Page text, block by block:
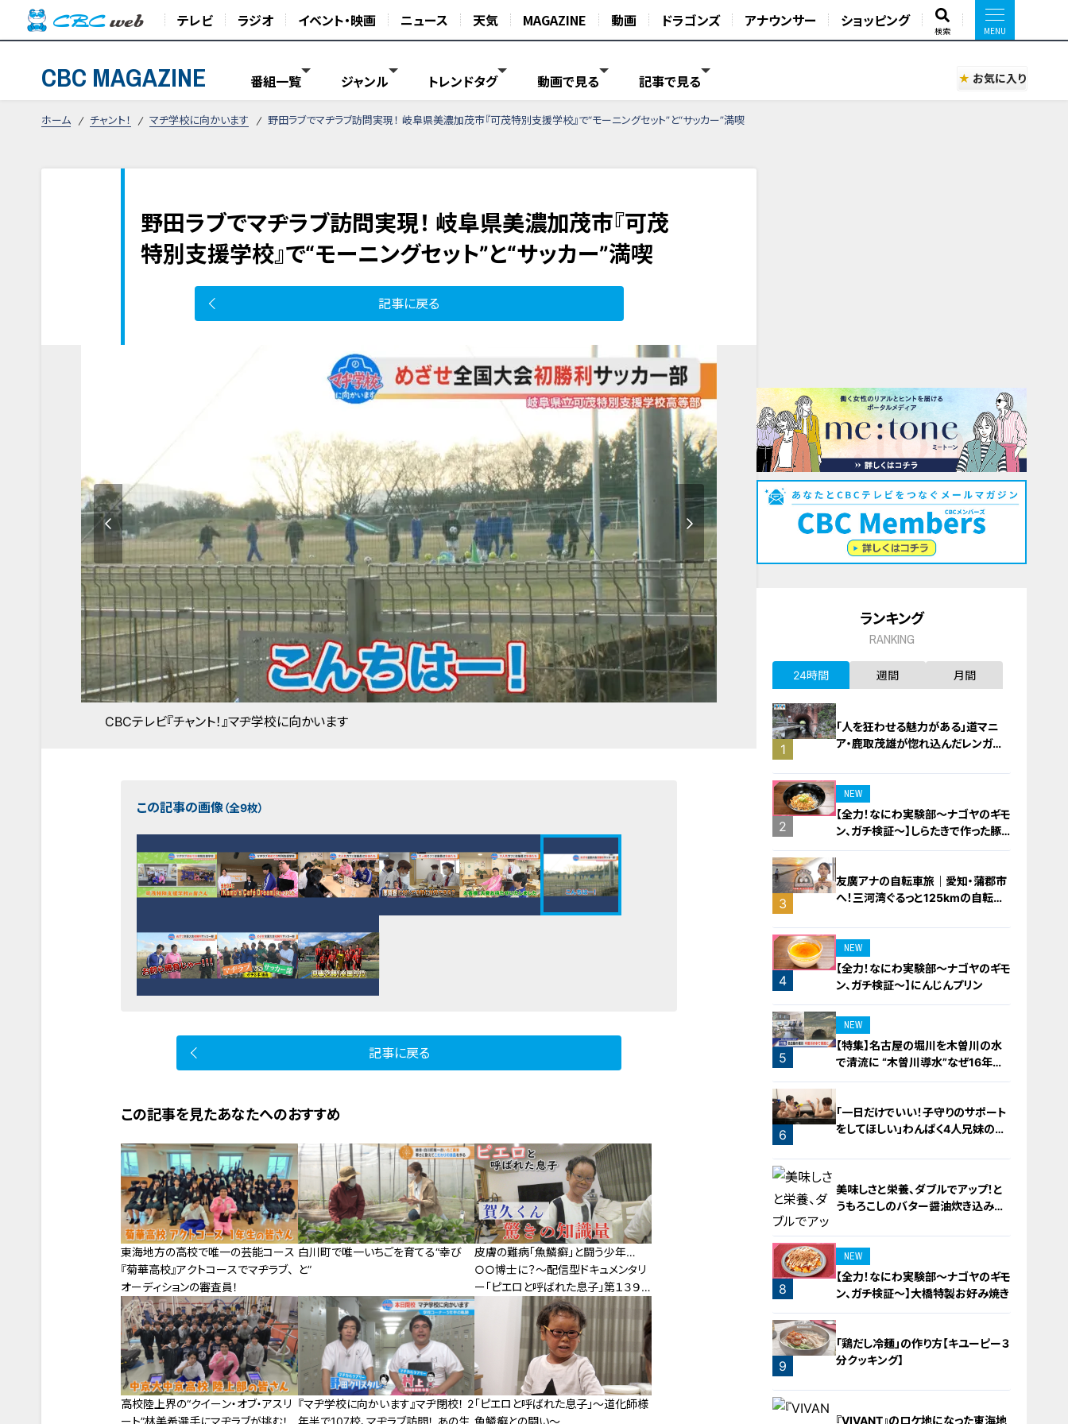
テレビ ラジオ イベント・映画 ニュース 天気 MAGAZINE 動画 ドラゴンズ アナウンサー ショッピング
検索
CBC MAGAZINE 番組一覧 ジャンル トレンドタグ 動画で見る 記事で見る お気に入り
ホーム チャント！ マヂ学校に向かいます 野田ラブでマヂラブ訪問実現！ 岐阜県美濃加茂市『可茂特別支援学校』で“モーニングセット”と“サッカー”満喫
野田ラブでマヂラブ訪問実現！ 岐阜県美濃加茂市『可茂
特別支援学校』で“モーニングセット”と“サッカー”満喫
記事に戻る
CBCテレビ『チャント！』マヂ学校に向かいます
この記事の画像（全9枚）
記事に戻る
この記事を見たあなたへのおすすめ
東海地方の高校で唯一の芸能コース
『菊華高校』アクトコースでマヂラブ、
オーディションの審査員！
白川町で唯一いちごを育てる“幸び
と”
皮膚の難病「魚鱗癬」と闘う少年…
○○博士に？～配信型ドキュメンタリ
ー「ピエロと呼ばれた息子」第１３９
高校陸上界の“クイーン・オブ・アスリ
ート”林美希選手にマヂラブが挑む！
『マヂ学校に向かいます』マヂ閉校！ 2
年半で107校、マヂラブ訪問！ あの生
「ピエロと呼ばれた息子」～道化師様
魚鱗癬との闘い～
ランキング
RANKING
24時間 週間 月間
1
「人を狂わせる魅力がある」道マニ
ア・鹿取茂雄が惚れ込んだレンガの
2
NEW
【全力！なにわ実験部～ナゴヤのギモ
ン、ガチ検証～】しらたきで作った豚
バラミンチの油そば
3
友廣アナの自転車旅｜愛知・蒲郡市
へ！三河湾ぐるっと125kmの自転車
4
NEW
【全力！なにわ実験部～ナゴヤのギモ
ン、ガチ検証～】にんじんプリン
5
NEW
【特集】名古屋の堀川を木曽川の水
で清流に “木曽川導水”なぜ16年ぶ
り？【newsX】
6
「一日だけでいい！子守りのサポート
をしてほしい」わんぱく4人兄妹の子
7
美味しさと栄養、ダブルでアップ！と
うもろこしのバター醤油炊き込みご
8
NEW
【全力！なにわ実験部～ナゴヤのギモ
ン、ガチ検証～】大橋特製お好み焼き
9
「鶏だし冷麺」の作り方【キユーピー３
分クッキング】
『VIVANT』のロケ地になった東海地